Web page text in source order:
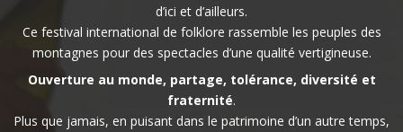
d’ici et d’ailleurs.
Ce festival international de folklore rassemble les peuples des
montagnes pour des spectacles d’une qualité vertigineuse.
Ouverture au monde, partage, tolérance, diversité et
fraternité.
Plus que jamais, en puisant dans le patrimoine d’un autre temps,